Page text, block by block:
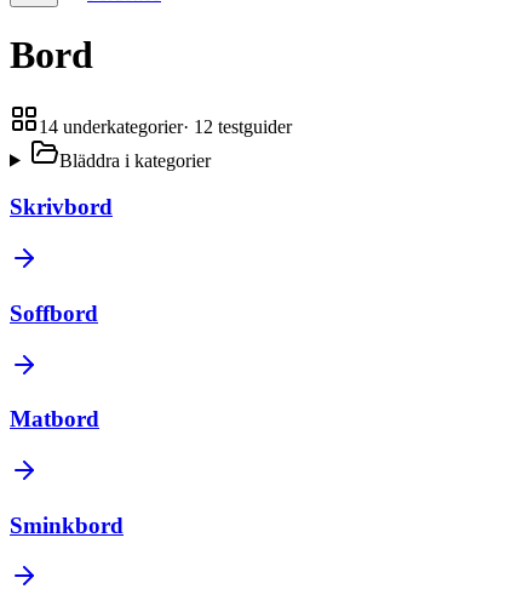
Bord
14 underkategorier· 12 testguider
Bläddra i kategorier
Skrivbord
Soffbord
Matbord
Sminkbord